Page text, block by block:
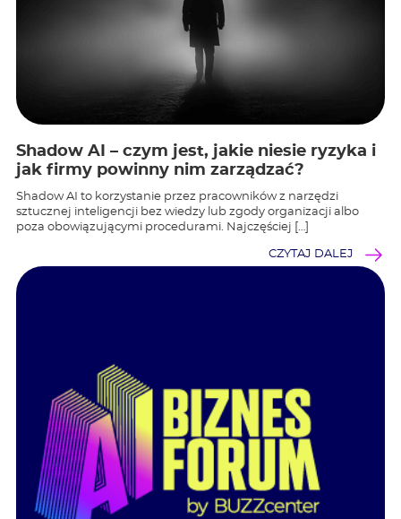
Shadow AI – czym jest, jakie niesie ryzyka i
jak firmy powinny nim zarządzać?
Shadow AI to korzystanie przez pracowników z narzędzi
sztucznej inteligencji bez wiedzy lub zgody organizacji albo
poza obowiązującymi procedurami. Najczęściej […]
CZYTAJ DALEJ